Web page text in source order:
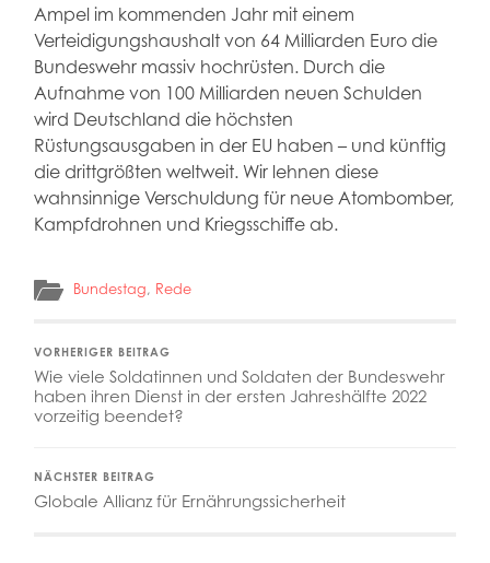
Ampel im kommenden Jahr mit einem
Verteidigungshaushalt von 64 Milliarden Euro die
Bundeswehr massiv hochrüsten. Durch die
Aufnahme von 100 Milliarden neuen Schulden
wird Deutschland die höchsten
Rüstungsausgaben in der EU haben – und künftig
die drittgrößten weltweit. Wir lehnen diese
wahnsinnige Verschuldung für neue Atombomber,
Kampfdrohnen und Kriegsschiffe ab.
Bundestag, Rede
VORHERIGER BEITRAG
Wie viele Soldatinnen und Soldaten der Bundeswehr
haben ihren Dienst in der ersten Jahreshälfte 2022
vorzeitig beendet?
NÄCHSTER BEITRAG
Globale Allianz für Ernährungssicherheit